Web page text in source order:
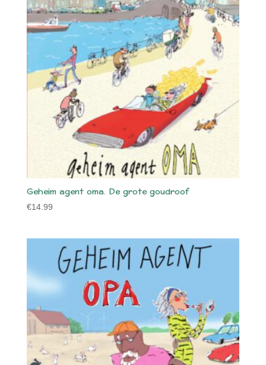
Geheim agent oma. De grote goudroof
€14.99